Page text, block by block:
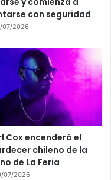
con seguridad
07/2026
Cox encenderá el
chileno de la
de La Feria
07/2026